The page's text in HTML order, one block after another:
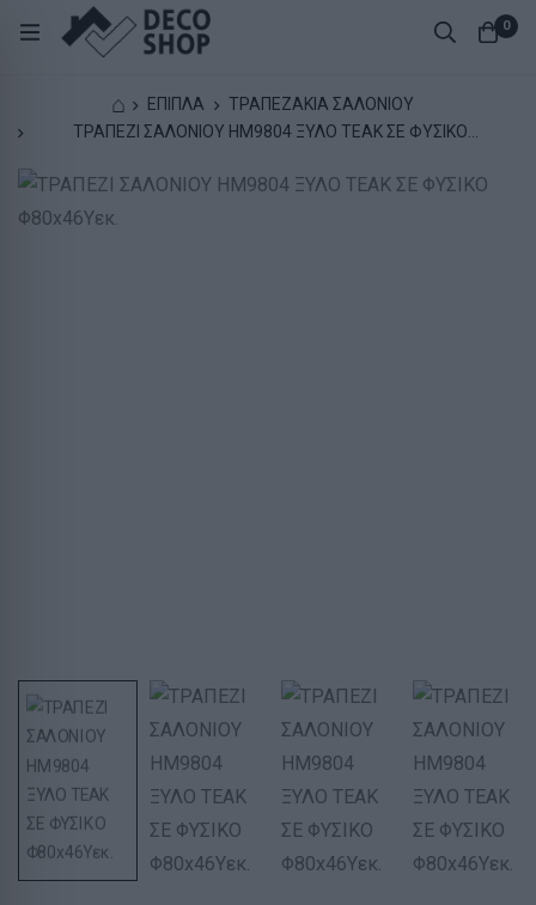
0
⌂ ΕΠΙΠΛΑ
ΤΡΑΠΕΖΑΚΙΑ ΣΑΛΟΝΙΟΥ
ΤΡΑΠΕΖΙ ΣΑΛΟΝΙΟΥ HM9804 ΞΥΛΟ ΤΕΑΚ ΣΕ ΦΥΣΙΚΟ